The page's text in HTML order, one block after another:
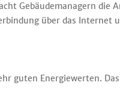
Gebäudemanagern die
über das Internet
guten Energiewerten.